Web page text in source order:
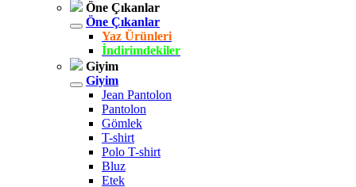
Öne Çıkanlar
Öne Çıkanlar
Yaz Ürünleri
İndirimdekiler
Giyim
Giyim
Jean Pantolon
Pantolon
Gömlek
T-shirt
Polo T-shirt
Bluz
Etek